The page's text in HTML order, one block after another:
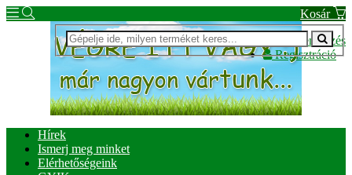
Kosár
Bejelentkezés
Regisztráció
Hírek
Ismerj meg minket
Elérhetőségeink